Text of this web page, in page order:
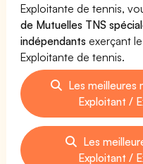
Exploitante de tennis,
de Mutuelles TNS
indépendants exerçant
Exploitante de tennis.
Les meilleures
Exploitant /
Les
Exploitant /